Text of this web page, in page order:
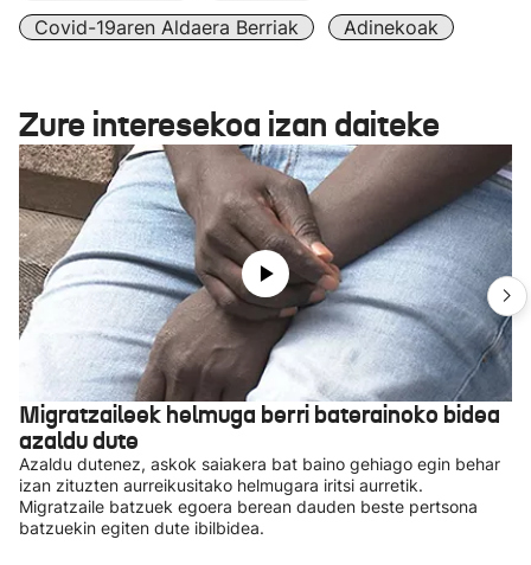
Covid-19aren Aldaera Berriak
Adinekoak
Zure interesekoa izan daiteke
Migratzaileek helmuga berri baterainoko bidea
azaldu dute
Azaldu dutenez, askok saiakera bat baino gehiago egin behar
izan zituzten aurreikusitako helmugara iritsi aurretik.
Migratzaile batzuek egoera berean dauden beste pertsona
batzuekin egiten dute ibilbidea.